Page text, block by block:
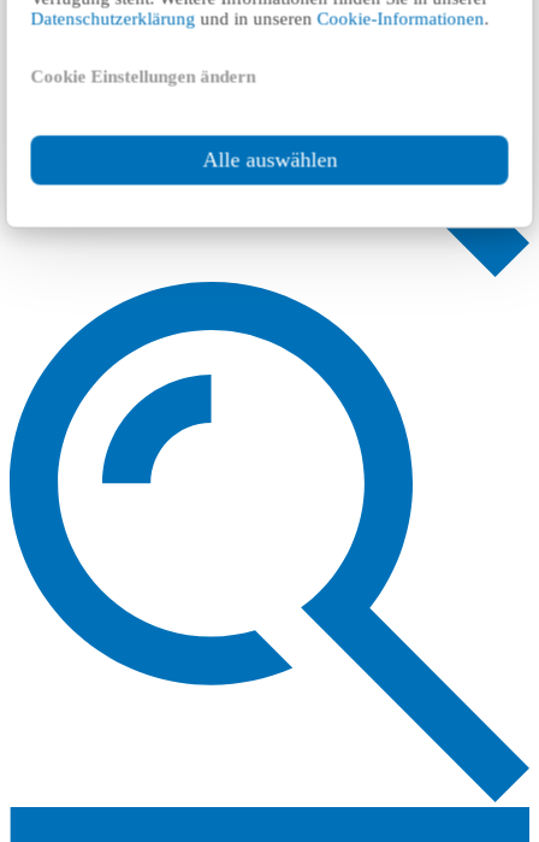
Datenschutzerklärung und in unserenCookie-Informationen.
Cookie Einstellungen ändern
Alle auswählen